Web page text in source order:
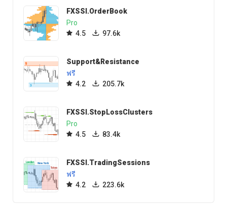
FXSSI.OrderBook
Pro
4.5
97.6k
Support&Resistance
ฟรี
4.2
205.7k
FXSSI.StopLossClusters
Pro
4.5
83.4k
FXSSI.TradingSessions
ฟรี
4.2
223.6k